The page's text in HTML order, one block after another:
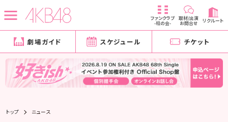
ファンクラブ
-柱の会-
取材/出演
お問合せ リクルート
劇場ガイド スケジュール チケット
トップ ニュース